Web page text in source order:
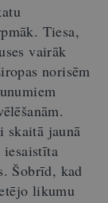
Tiesa,
vairāk
norisēm
jaunā
Šobrīd, kad
likumu